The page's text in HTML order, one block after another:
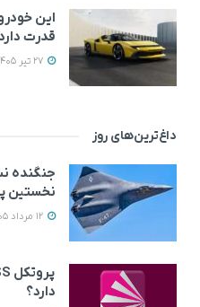
قدرت
داغ‌ترین‌های روز
نخستین
دارد؟